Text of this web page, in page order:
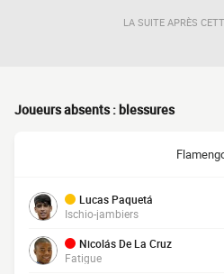
LA SUITE APRÈS
Joueurs absents : blessures
Lucas Paquetá
Ischio-jambiers
Nicolás De La Cruz
Fatigue